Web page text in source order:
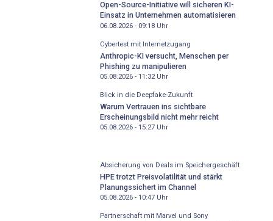
Open-Source-Initiative will sicheren KI-
Einsatz in Unternehmen automatisieren
06.08.2026 - 09:18Uhr
Cybertest mit Internetzugang
Anthropic-KI versucht, Menschen per
Phishing zu manipulieren
05.08.2026 - 11:32Uhr
Blick in die Deepfake-Zukunft
Warum Vertrauen ins sichtbare
Erscheinungsbild nicht mehr reicht
05.08.2026 - 15:27Uhr
Absicherung von Deals im Speichergeschäft
HPE trotzt Preisvolatilität und stärkt
Planungssichert im Channel
05.08.2026 - 10:47Uhr
Partnerschaft mit Marvel und Sony